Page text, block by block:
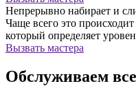
Непрерывно набирает и
Чаще всего это
который определяет
Вызвать мастера
Обслуживаем